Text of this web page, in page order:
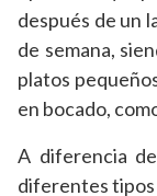
después de un
de semana,
platos
en bocado,
A diferencia
diferentes tipos